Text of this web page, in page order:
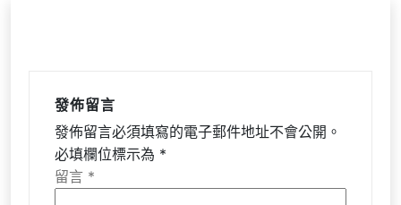
發佈留言
發佈留言必須填寫的電子郵件地址不會公開。
必填欄位標示為 *
留言 *